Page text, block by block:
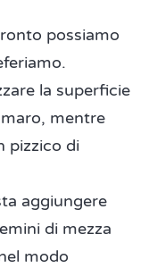
possiamo
la superficie
mentre
pizzico di
aggiungere
di mezza
modo